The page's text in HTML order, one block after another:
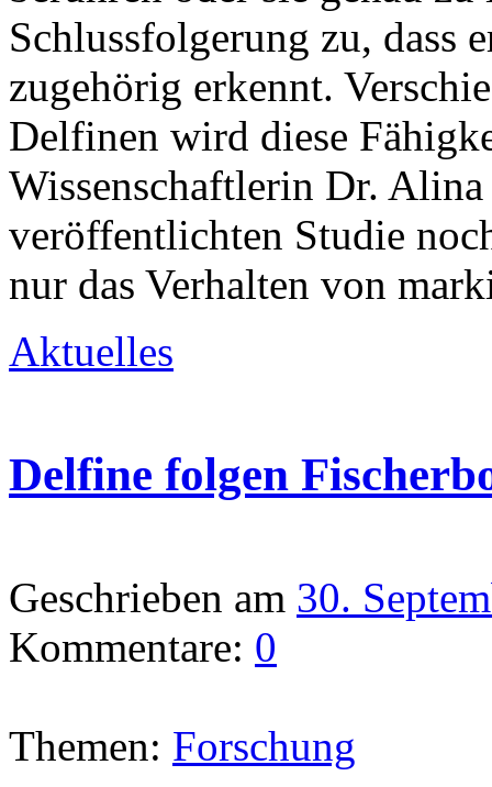
Schlussfolgerung zu, dass
zugehörig erkennt.
Delfinen wird diese
Wissenschaftlerin Dr.
veröffentlichten Studie
nur das Verhalten von
Aktuelles
Delfine folgen
Geschrieben am 30.
Kommentare: 0
Themen: Forschung